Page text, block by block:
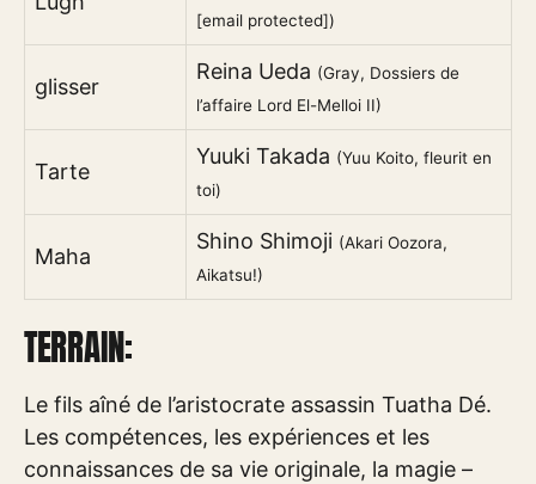
[email protected])
glisser
Reina Ueda (Gray, Dossiers de
l’affaire Lord El-Melloi II)
Tarte
Yuuki Takada (Yuu Koito, fleurit en
toi)
Maha
Shino Shimoji (Akari Oozora,
Aikatsu!)
TERRAIN:
Le fils aîné de l’aristocrate assassin Tuatha Dé.
Les compétences, les expériences et les
connaissances de sa vie originale, la magie –